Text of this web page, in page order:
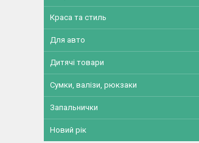
Краса та стиль
Для авто
Дитячі товари
Сумки, валізи, рюкзаки
Запальнички
Новий рік